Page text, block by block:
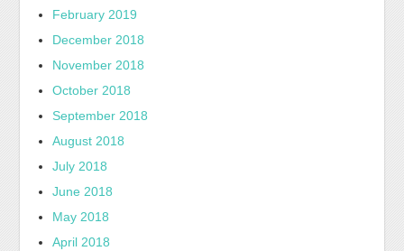
February 2019
December 2018
November 2018
October 2018
September 2018
August 2018
July 2018
June 2018
May 2018
April 2018